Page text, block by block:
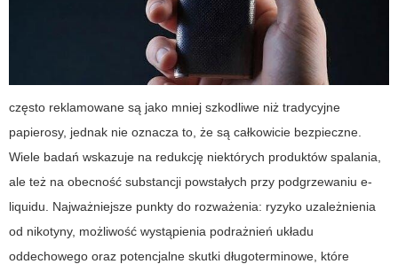
często reklamowane są jako mniej szkodliwe niż tradycyjne
papierosy, jednak nie oznacza to, że są całkowicie bezpieczne.
Wiele badań wskazuje na redukcję niektórych produktów spalania,
ale też na obecność substancji powstałych przy podgrzewaniu e-
liquidu. Najważniejsze punkty do rozważenia: ryzyko uzależnienia
od nikotyny, możliwość wystąpienia podrażnień układu
oddechowego oraz potencjalne skutki długoterminowe, które